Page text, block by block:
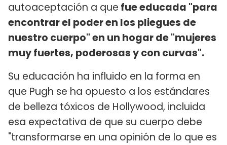
autoaceptación a que fue educada "para
encontrar el poder en los pliegues de
nuestro cuerpo" en un hogar de "mujeres
muy fuertes, poderosas y con curvas".
Su educación ha influido en la forma en
que Pugh se ha opuesto a los estándares
de belleza tóxicos de Hollywood, incluida
esa expectativa de que su cuerpo debe
"transformarse en una opinión de lo que es